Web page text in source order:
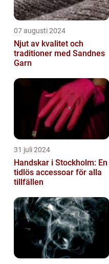
07 augusti 2024
Njut av kvalitet och
traditioner med Sandnes
Garn
31 juli 2024
Handskar i Stockholm: En
tidlös accessoar för alla
tillfällen